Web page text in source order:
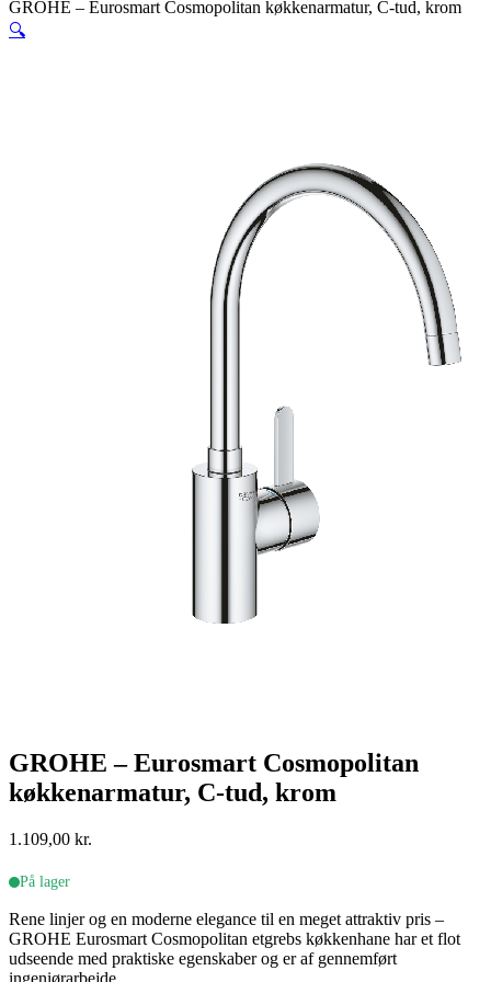
GROHE – Eurosmart Cosmopolitan køkkenarmatur, C-tud, krom
🔍
GROHE – Eurosmart Cosmopolitan
køkkenarmatur, C-tud, krom
1.109,00 kr.
På lager
Rene linjer og en moderne elegance til en meget attraktiv pris –
GROHE Eurosmart Cosmopolitan etgrebs køkkenhane har et flot
udseende med praktiske egenskaber og er af gennemført
ingeniørarbejde.